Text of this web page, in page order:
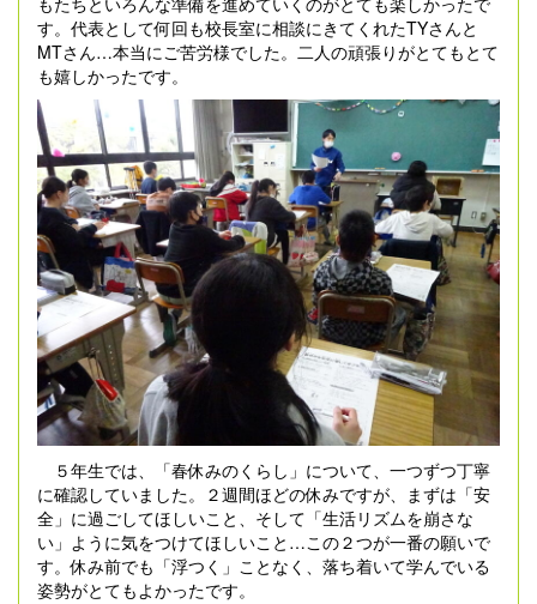
す。代表として何回も校長室に相談にきてくれたTYさんと
MTさん…本当にご苦労様でした。二人の頑張りがとてもとて
も嬉しかったです。
５年生では、「春休みのくらし」について、一つずつ丁寧
に確認していました。２週間ほどの休みですが、まずは「安
全」に過ごしてほしいこと、そして「生活リズムを崩さな
い」ように気をつけてほしいこと…この２つが一番の願いで
す。休み前でも「浮つく」ことなく、落ち着いて学んでいる
姿勢がとてもよかったです。